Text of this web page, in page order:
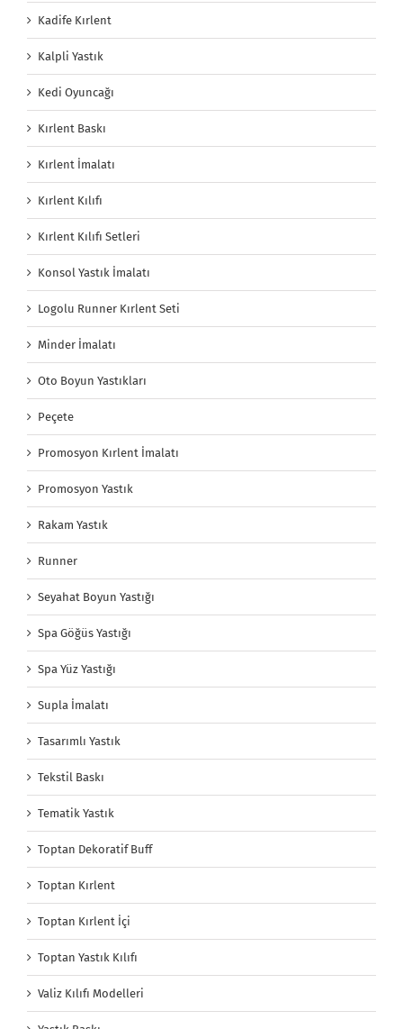
Kadife Kırlent
Kalpli Yastık
Kedi Oyuncağı
Kırlent Baskı
Kırlent İmalatı
Kırlent Kılıfı
Kırlent Kılıfı Setleri
Konsol Yastık İmalatı
Logolu Runner Kırlent Seti
Minder İmalatı
Oto Boyun Yastıkları
Peçete
Promosyon Kırlent İmalatı
Promosyon Yastık
Rakam Yastık
Runner
Seyahat Boyun Yastığı
Spa Göğüs Yastığı
Spa Yüz Yastığı
Supla İmalatı
Tasarımlı Yastık
Tekstil Baskı
Tematik Yastık
Toptan Dekoratif Buff
Toptan Kırlent
Toptan Kırlent İçi
Toptan Yastık Kılıfı
Valiz Kılıfı Modelleri